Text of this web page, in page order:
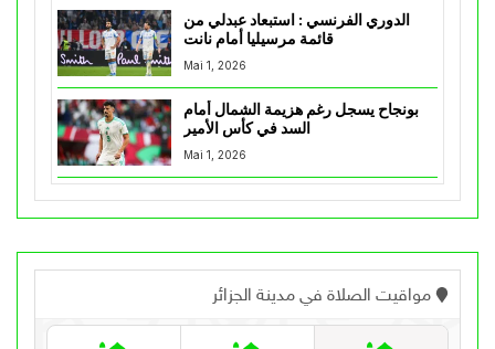
الدوري الفرنسي : استبعاد عبدلي من
قائمة مرسيليا أمام نانت
Mai 1, 2026
بونجاح يسجل رغم هزيمة الشمال أمام
السد في كأس الأمير
Mai 1, 2026